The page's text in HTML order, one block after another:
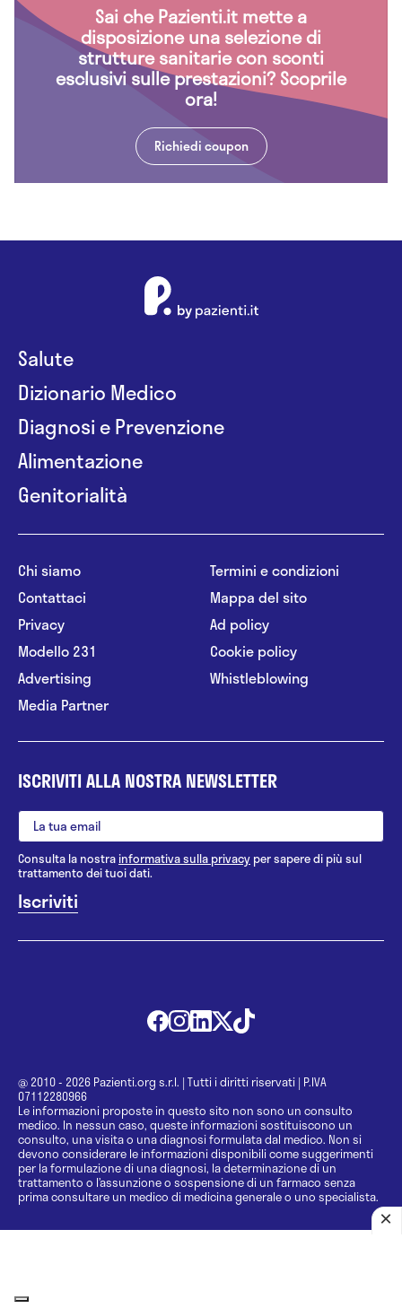
Sai che Pazienti.it mette a
disposizione una selezione di
strutture sanitarie con sconti
esclusivi sulle prestazioni? Scoprile
ora!
Richiedi coupon
Salute
Dizionario Medico
Diagnosi e Prevenzione
Alimentazione
Genitorialità
Chi siamo
Contattaci
Privacy
Modello 231
Advertising
Media Partner
Termini e condizioni
Mappa del sito
Ad policy
Cookie policy
Whistleblowing
ISCRIVITI ALLA NOSTRA NEWSLETTER
Consulta la nostrainformativa sulla privacy per sapere di più sul
trattamento dei tuoi dati.
@ 2010 - 2026 Pazienti.org s.r.l. | Tutti i diritti riservati | P.IVA
07112280966
Le informazioni proposte in questo sito non sono un consulto
medico. In nessun caso, queste informazioni sostituiscono un
consulto, una visita o una diagnosi formulata dal medico. Non si
devono considerare le informazioni disponibili come suggerimenti
per la formulazione di una diagnosi, la determinazione di un
trattamento o l’assunzione o sospensione di un farmaco senza
prima consultare un medico di medicina generale o uno specialista.